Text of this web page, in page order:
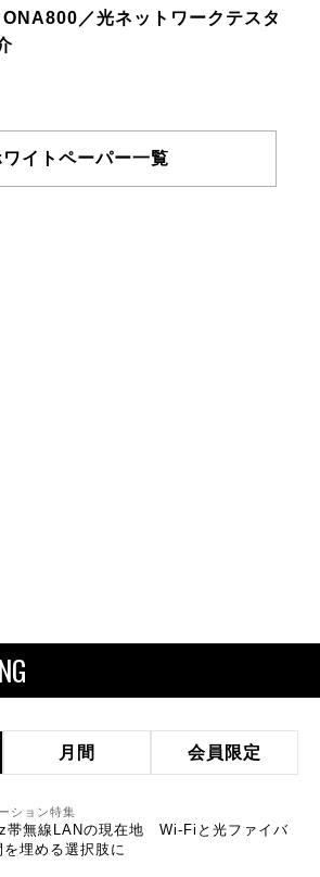
／光ネットワークテスタ
ワイトペーパー一覧
月間 会員限定
ション特集
帯無線LANの現在地 Wi-Fiと光ファイバ
を埋める選択肢に